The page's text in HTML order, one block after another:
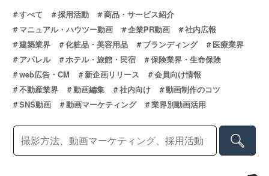
すべて 採用活動
商品・サービス紹介
マニュアル・ハウツー動画
企業PR動画
社内広報
建築業界
化粧品・美容用品 ブランディング
医療業界
アパレル
ホテル・旅館・民宿
保険業界・生命保険
web広告・CM
新企画リリース
会員向け情報
不動産業界
動画編集 社内向け
動画制作のコツ
SNS動画
動画マーケティング 業界別動画活用